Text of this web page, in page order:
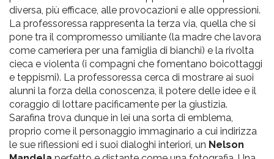
diversa, più efficace, alle provocazioni e alle oppressioni.
La professoressa rappresenta la terza via, quella che si
pone tra il compromesso umiliante (la madre che lavora
come cameriera per una famiglia di bianchi) e la rivolta
cieca e violenta (i compagni che fomentano boicottaggi
e teppismi). La professoressa cerca di mostrare ai suoi
alunni la forza della conoscenza, il potere delle idee e il
coraggio di lottare pacificamente per la giustizia.
Sarafina trova dunque in lei una sorta di emblema,
proprio come il personaggio immaginario a cui indirizza
le sue riflessioni ed i suoi dialoghi interiori, un Nelson